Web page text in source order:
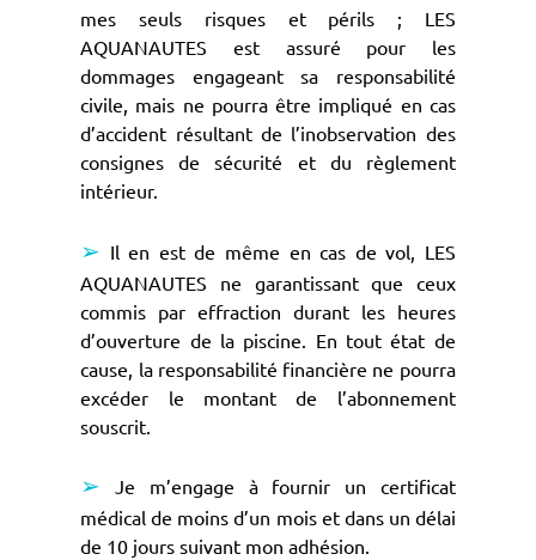
mes seuls risques et périls ; LES
AQUANAUTES est assuré pour les
dommages engageant sa responsabilité
civile, mais ne pourra être impliqué en cas
d’accident résultant de l’inobservation des
consignes de sécurité et du règlement
intérieur.
➢ Il en est de même en cas de vol, LES
AQUANAUTES ne garantissant que ceux
commis par effraction durant les heures
d’ouverture de la piscine. En tout état de
cause, la responsabilité financière ne pourra
excéder le montant de l’abonnement
souscrit.
➢ Je m’engage à fournir un certificat
médical de moins d’un mois et dans un délai
de 10 jours suivant mon adhésion.